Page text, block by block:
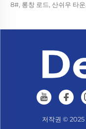
8#, 롱창 로드, 산쉬우 타
저작권 © 2025